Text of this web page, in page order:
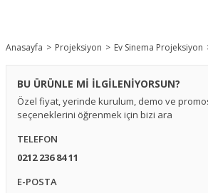
Anasayfa Projeksiyon Ev Sinema Projeksiyon
BU ÜRÜNLE Mİ İLGİLENİYORSUN?
Özel fiyat, yerinde kurulum, demo ve
seçeneklerini öğrenmek için bizi ara
TELEFON
0212 236 84 11
E-POSTA